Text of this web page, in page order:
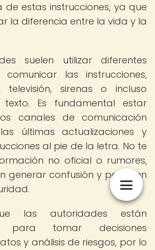
estas instrucciones, ya que
la diferencia entre la vida y la
suelen utilizar diferentes
las instrucciones,
televisión, sirenas o incluso
texto. Es fundamental estar
canales de comunicación
últimas actualizaciones y
al pie de la letra. No te
no oficial o rumores,
generar confusión y poner en
las autoridades están
para tomar decisiones
y análisis de riesgos, por lo